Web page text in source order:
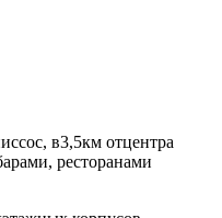
в3,5км отцентра
ресторанами